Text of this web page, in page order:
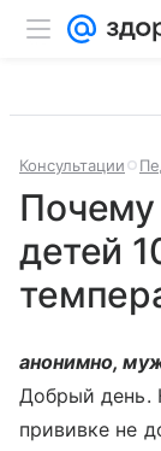
Консультации
детей
анонимно,
Добрый день.
прививке не